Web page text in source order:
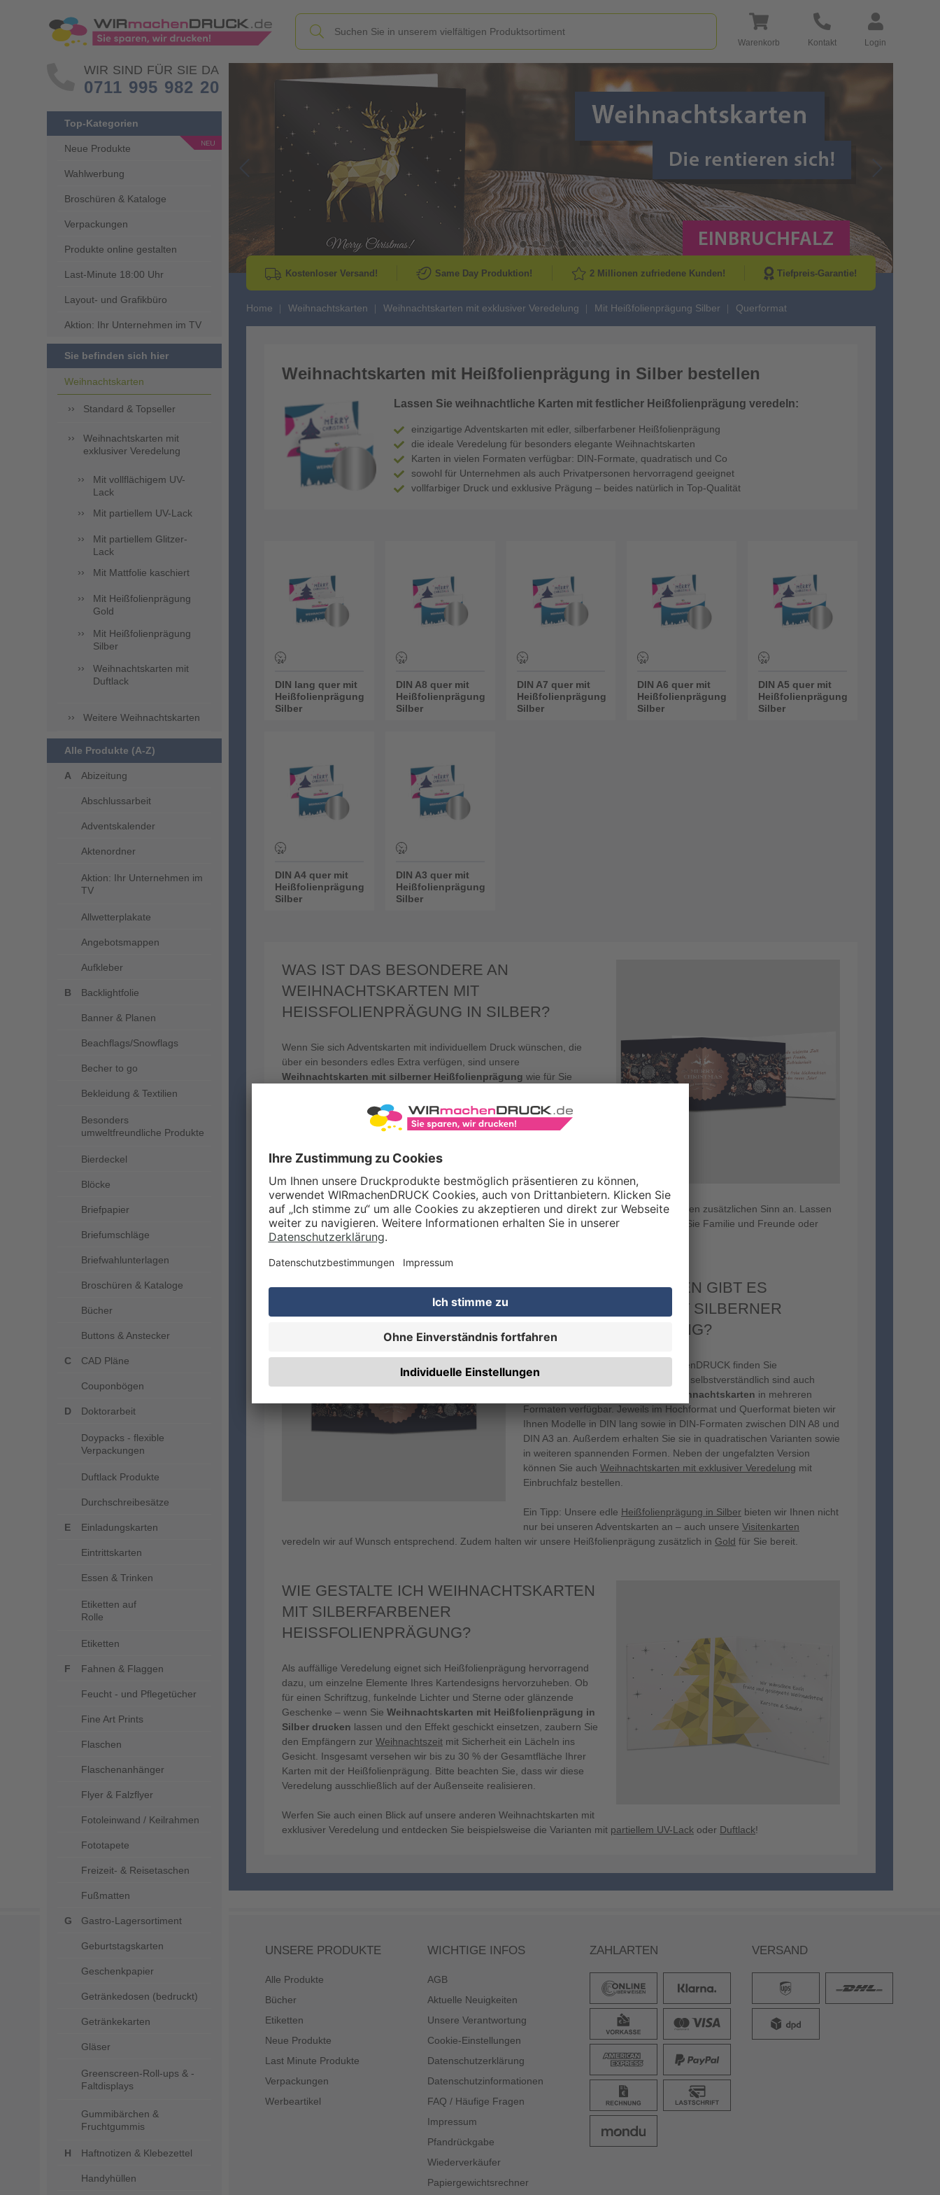
Warenkorb Kontakt Login
WIR SIND FÜR SIE DA
0711 995 982 20
Top-Kategorien
Neue Produkte
Wahlwerbung
Broschüren & Kataloge
Verpackungen
Produkte online gestalten
Last-Minute 18:00 Uhr
Layout- und Grafikbüro
Aktion: Ihr Unternehmen im TV
Sie befinden sich hier
Weihnachtskarten
Standard & Topseller
Weihnachtskarten mit
exklusiver Veredelung
Mit vollflächigem UV-
Lack
Mit partiellem UV-Lack
Mit partiellem Glitzer-
Lack
Mit Mattfolie kaschiert
Mit Heißfolienprägung
Gold
Mit Heißfolienprägung
Silber
Weihnachtskarten mit
Duftlack
Weitere Weihnachtskarten
Alle Produkte (A-Z)
Abizeitung
Abschlussarbeit
Adventskalender
Aktenordner
Aktion: Ihr Unternehmen im
TV
Allwetterplakate
Angebotsmappen
Aufkleber
Backlightfolie
Banner & Planen
Beachflags/Snowflags
Becher to go
Bekleidung & Textilien
Besonders
umweltfreundliche Produkte
Bierdeckel
Blöcke
Briefpapier
Briefumschläge
Briefwahlunterlagen
Broschüren & Kataloge
Bücher
Buttons & Anstecker
CAD Pläne
Couponbögen
Doktorarbeit
Doypacks - flexible
Verpackungen
Duftlack Produkte
Durchschreibesätze
Einladungskarten
Eintrittskarten
Essen & Trinken
Etiketten auf
Rolle
Etiketten
Fahnen & Flaggen
Feucht - und Pflegetücher
Fine Art Prints
Flaschen
Flaschenanhänger
Flyer & Falzflyer
Fotoleinwand / Keilrahmen
Fototapete
Freizeit- & Reisetaschen
Fußmatten
Gastro-Lagersortiment
Geburtstagskarten
Geschenkpapier
Getränkedosen (bedruckt)
Getränkekarten
Gläser
Greenscreen-Roll-ups & -
Faltdisplays
Gummibärchen &
Fruchtgummis
Haftnotizen & Klebezettel
Handyhüllen
Go to Previous Slide
Kostenloser Versand! Same Day Produktion! 2 Millionen zufriedene Kunden! Tiefpreis-Garantie!
Home Weihnachtskarten Weihnachtskarten mit exklusiver Veredelung Mit Heißfolienprägung Silber Querformat
Weihnachtskarten mit Heißfolienprägung in Silber bestellen
Lassen Sie weihnachtliche Karten mit festlicher Heißfolienprägung veredeln:
einzigartige Adventskarten mit edler, silberfarbener Heißfolienprägung
die ideale Veredelung für besonders elegante Weihnachtskarten
Karten in vielen Formaten verfügbar: DIN-Formate, quadratisch und Co
sowohl für Unternehmen als auch Privatpersonen hervorragend geeignet
vollfarbiger Druck und exklusive Prägung – beides natürlich in Top-Qualität
DIN lang quer mit
Heißfolienprägung
Silber
DIN A8 quer mit
Heißfolienprägung
Silber
DIN A7 quer mit
Heißfolienprägung
Silber
DIN A6 quer mit
Heißfolienprägung
Silber
DIN A5 quer mit
Heißfolienprägung
Silber
DIN A4 quer mit
Heißfolienprägung
Silber
DIN A3 quer mit
Heißfolienprägung
Silber
WAS IST DAS BESONDERE AN
WEIHNACHTSKARTEN MIT
HEISSFOLIENPRÄGUNG IN SILBER?
Wenn Sie sich Adventskarten mit individuellem Druck wünschen, die
über ein besonders edles Extra verfügen, sind unsere
Weihnachtskarten mit silberner Heißfolienprägung wie für Sie
der Liebe in der kühlen Jahreszeit ein, indem sie unter anderem an
Schnee, Schlittschuhlaufen, Geschenke und das Funkeln der
Kinderaugen erinnern. Außerdem lässt sich Silber hervorragend mit
unterschiedlichen Designs – von klassisch und traditionell bis hin zu
modern und verspielt. Eine Heißfolienprägung sorgt aber nicht nur
dafür, dass sich damit veredelte Karten von herkömmlichen Modellen
abheben: Sie bieten dem Empfänger zudem ein haptisches Erlebnis und sprechen somit einen zusätzlichen Sinn an. Lassen
Sie bei unsWeihnachtskarten mit Heißfolienprägung in Silber druckenund begeistern Sie Familie und Freunde oder
greifen Sie für dieWeihnachtspost
IN WELCHEN GRÖSSEN GIBT ES A
DVENTSKARTEN MIT SILBERNER H
EISSFOLIENPRÄGUNG?
Bei Ihrer Online-Druckerei WIRmachenDRUCK finden Sie
Weihnachtskarten in vielen Größen – selbstverständlich sind auch
silberfarben geprägten Weihnachtskarten in mehreren
Formaten verfügbar. Jeweils im Hochformat und Querformat bieten wir
Ihnen Modelle in DIN lang sowie in DIN-Formaten zwischen DIN A8 und
DIN A3 an. Außerdem erhalten Sie sie in quadratischen Varianten sowie
in weiteren spannenden Formen. Neben der ungefalzten Version
können Sie auch Weihnachtskarten mit exklusiver Veredelung mit
Einbruchfalz bestellen.
Ein Tipp: Unsere edle Heißfolienprägung in Silber bieten wir Ihnen nicht
nur bei unseren Adventskarten an – auch unsere Visitenkarten
veredeln wir auf Wunsch entsprechend. Zudem halten wir unsere Heißfolienprägung zusätzlich in Gold für Sie bereit.
WIE GESTALTE ICH WEIHNACHTSKARTEN
MIT SILBERFARBENER
HEISSFOLIENPRÄGUNG?
Als auffällige Veredelung eignet sich Heißfolienprägung hervorragend
dazu, um einzelne Elemente Ihres Kartendesigns hervorzuheben. Ob
für einen Schriftzug, funkelnde Lichter und Sterne oder glänzende
Geschenke – wenn Sie Weihnachtskarten mit Heißfolienprägung in
Silber drucken lassen und den Effekt geschickt einsetzen, zaubern Sie
den Empfängern zur Weihnachtszeit mit Sicherheit ein Lächeln ins
Gesicht. Insgesamt versehen wir bis zu 30 % der Gesamtfläche Ihrer
Karten mit der Heißfolienprägung. Bitte beachten Sie, dass wir diese
Veredelung ausschließlich auf der Außenseite realisieren.
Werfen Sie auch einen Blick auf unsere anderen Weihnachtskarten mit
exklusiver Veredelung und entdecken Sie beispielsweise die Varianten mit partiellem UV-Lack oder Duftlack!
UNSERE PRODUKTE
Alle Produkte
Bücher
Etiketten
Neue Produkte
Last Minute Produkte
Verpackungen
Werbeartikel
WICHTIGE INFOS
AGB
Aktuelle Neuigkeiten
Unsere Verantwortung
Cookie-Einstellungen
Datenschutzerklärung
Datenschutzinformationen
FAQ / Häufige Fragen
Impressum
Pfandrückgabe
Wiederverkäufer
Papiergewichtsrechner
ZAHLARTEN VERSAND